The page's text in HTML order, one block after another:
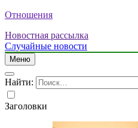
Отношения
Новостная рассылка
Случайные новости
Меню
Найти:
Заголовки